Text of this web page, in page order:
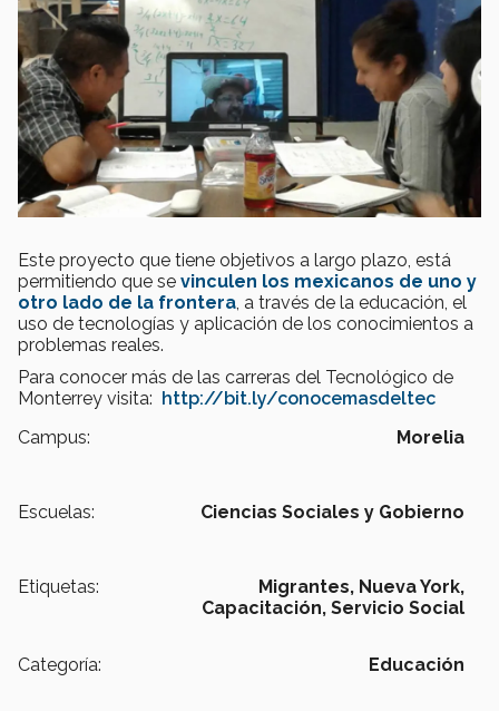
Este proyecto que tiene objetivos a largo plazo, está
permitiendo que se vinculen los mexicanos de uno y
otro lado de la frontera , a través de la educación, el
uso de tecnologías y aplicación de los conocimientos a
problemas reales.
Para conocer más de las carreras del Tecnológico de
Monterrey visita: http://bit.ly/conocemasdeltec
Campus:
Morelia
Escuelas: Ciencias Sociales y Gobierno
Etiquetas: Migrantes, Nueva York,
Capacitación, Servicio Social
Categoría: Educación